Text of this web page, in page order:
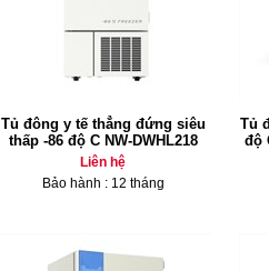
Tủ đông y tế thẳng đứng siêu
thấp -86 độ C NW-DWHL218
Liên hệ
Bảo hành : 12 tháng
Tủ
độ